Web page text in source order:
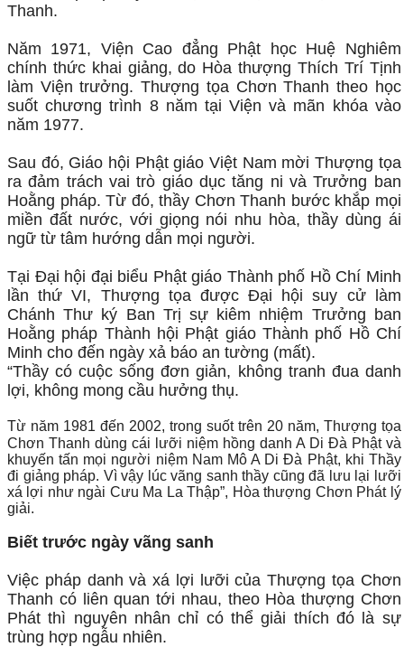
Thanh.
Năm 1971, Viện Cao đẳng Phật học Huệ Nghiêm
chính thức khai giảng, do Hòa thượng Thích Trí Tịnh
làm Viện trưởng. Thượng tọa Chơn Thanh theo học
suốt chương trình 8 năm tại Viện và mãn khóa vào
năm 1977.
Sau đó, Giáo hội Phật giáo Việt Nam mời Thượng tọa
ra đảm trách vai trò giáo dục tăng ni và Trưởng ban
Hoằng pháp. Từ đó, thầy Chơn Thanh bước khắp mọi
miền đất nước, với giọng nói nhu hòa, thầy dùng ái
ngữ từ tâm hướng dẫn mọi người.
Tại Đại hội đại biểu Phật giáo Thành phố Hồ Chí Minh
lần thứ VI, Thượng tọa được Đại hội suy cử làm
Chánh Thư ký Ban Trị sự kiêm nhiệm Trưởng ban
Hoằng pháp Thành hội Phật giáo Thành phố Hồ Chí
Minh cho đến ngày xả báo an tường (mất).
“Thầy có cuộc sống đơn giản, không tranh đua danh
lợi, không mong cầu hưởng thụ.
Từ năm 1981 đến 2002, trong suốt trên 20 năm, Thượng tọa
Chơn Thanh dùng cái lưỡi niệm hồng danh A Di Đà Phật và
khuyến tấn mọi người niệm Nam Mô A Di Đà Phật, khi Thầy
đi giảng pháp. Vì vậy lúc vãng sanh thầy cũng đã lưu lại lưỡi
xá lợi như ngài Cưu Ma La Thập”, Hòa thượng Chơn Phát lý
giải.
Biết trước ngày vãng sanh
Việc pháp danh và xá lợi lưỡi của Thượng tọa Chơn
Thanh có liên quan tới nhau, theo Hòa thượng Chơn
Phát thì nguyên nhân chỉ có thể giải thích đó là sự
trùng hợp ngẫu nhiên.